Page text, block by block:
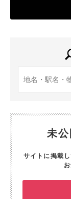
未
サイトに掲載